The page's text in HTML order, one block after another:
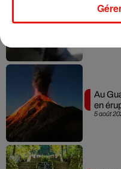
Le
5 août
Au
en